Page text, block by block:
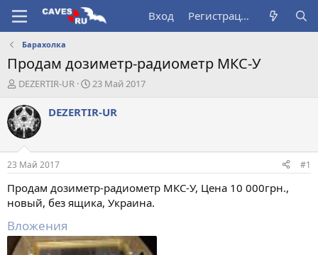
Вход Регистрация
Барахолка
Продам дозиметр-радиометр МКС-У
А
т
о
р
т
е
м
ы
DEZERTIR-UR
Д
т
а
л
а
23 Май 2017
DEZERTIR-UR
23 Май 2017 #1
Продам дозиметр-радиометр МКС-У, Цена 10 000грн.,
новый, без ящика, Украина.
Вложения